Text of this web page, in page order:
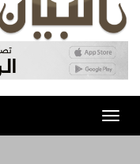
Toggle
navigation